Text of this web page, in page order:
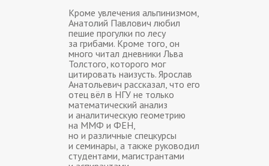
Кроме увлечения альпинизмом,
Анатолий Павлович любил
пешие прогулки по лесу
за грибами. Кроме того, он
много читал дневники Льва
Толстого, которого мог
цитировать наизусть. Ярослав
Анатольевич рассказал, что его
отец вёл в НГУ не только
математический анализ
и аналитическую геометрию
на ММФ и ФЕН,
но и различные спецкурсы
и семинары, а также руководил
студентами, магистрантами